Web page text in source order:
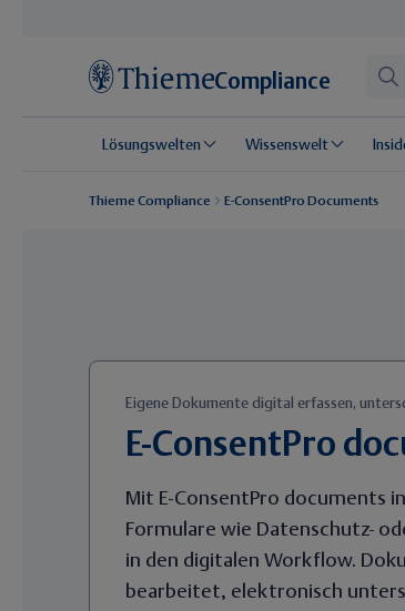
Compliance
Lösungswelten Wissenswelt
Thieme Compliance E-ConsentPro Documents
Eigene Dokumente digital erfassen,
E-ConsentPro
Mit E-ConsentPro documents
Formulare wie Datenschutz-
in den digitalen Workflow.
bearbeitet, elektronisch